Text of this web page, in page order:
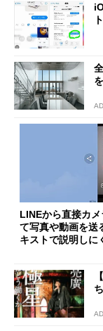
LINEから直接カ
て写真や動画を
キストで説明しに